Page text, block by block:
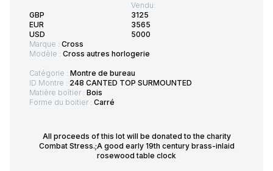
GBP
EUR
USD
Vendu:
3125
3565
5000
Marque : Cross
Modèle : Cross autres horlogerie
Catégorie : Montre de bureau
ID Montre : 248 CANTED TOP SURMOUNTED
Matière boîtier : Bois
Forme du boitier : Carré
All proceeds of this lot will be donated to the charity
Combat Stress.;A good early 19th century brass-inlaid
rosewood table clock